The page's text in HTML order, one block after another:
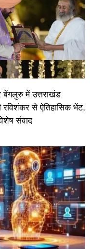
बेंगलुरु में उत्तराखंड
रविशंकर से ऐतिहासिक भेंट,
संवाद